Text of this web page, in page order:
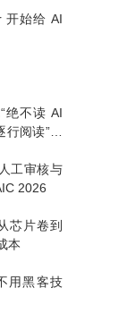
开始给 AI
绝不读 AI
阅读”，
工审核与
2026
芯片卷到
本
用黑客技